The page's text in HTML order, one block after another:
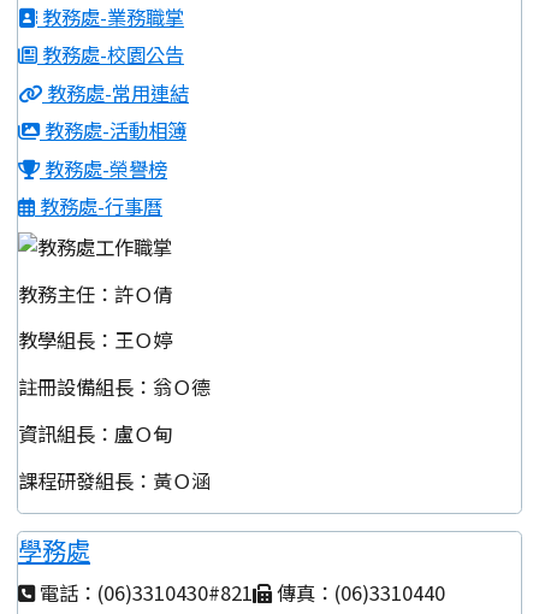
教務處-業務職掌
教務處-校園公告
教務處-常用連結
教務處-活動相簿
教務處-榮譽榜
教務處-行事曆
教務主任：許Ｏ倩
教學組長：王Ｏ婷
註冊設備組長：翁Ｏ德
資訊組長：盧Ｏ甸
課程研發組長：黃Ｏ涵
學務處
電話：(06)3310430#821
傳真：(06)3310440